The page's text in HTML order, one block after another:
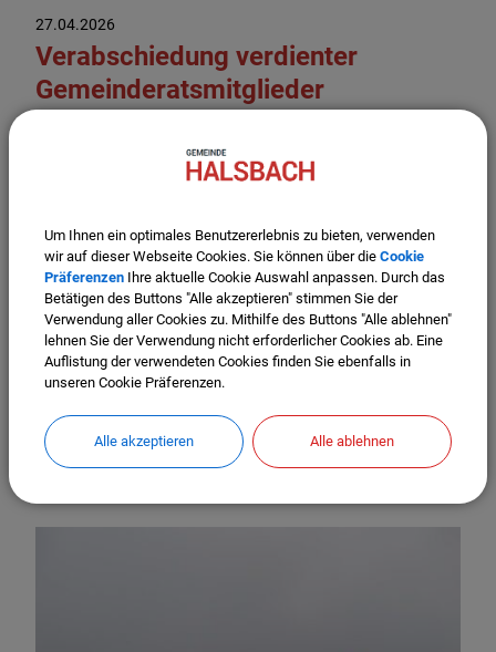
27.04.2026
Verabschiedung verdienter
Gemeinderatsmitglieder
20.04.2026
Fernwärme für Halsbach - Der
Startschuss ist gefallen!
Weiterlesen
Um Ihnen ein optimales Benutzererlebnis zu bieten, verwenden
wir auf dieser Webseite Cookies. Sie können über die Cookie
Präferenzen Ihre aktuelle Cookie Auswahl anpassen. Durch das
Betätigen des Buttons "Alle akzeptieren" stimmen Sie der
Verwendung aller Cookies zu. Mithilfe des Buttons "Alle ablehnen"
lehnen Sie der Verwendung nicht erforderlicher Cookies ab. Eine
Auflistung der verwendeten Cookies finden Sie ebenfalls in
unseren Cookie Präferenzen.
Alle akzeptieren Alle ablehnen